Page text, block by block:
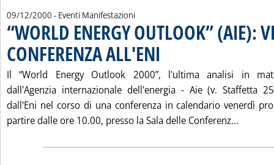
09/12/2000 - Eventi Manifestazioni
“WORLD ENERGY OUTLOOK” (AIE):
CONFERENZA ALL'ENI
Il “World Energy Outlook 2000”, l'ultima analisi in
dall'Agenzia internazionale dell'energia - Aie (v. Staffetta
dall'Eni nel corso di una conferenza in calendario venerdì
partire dalle ore 10.00, presso la Sala delle Conferenz...